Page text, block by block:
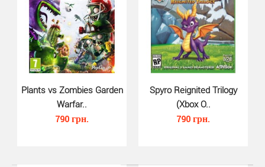
Plants vs Zombies Garden
Warfar..
790 грн.
Spyro Reignited Trilogy
(Xbox O..
790 грн.